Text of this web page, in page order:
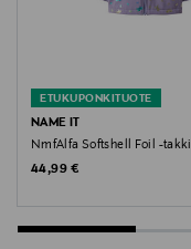
Avainsanat
ETUKUPONKITUOTE
NAME IT
NmfAlfa Softshell Foil -takki
Original Price
44,99 €